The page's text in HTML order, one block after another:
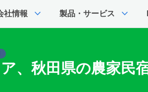
社情報 expand_more 製品・サービス expand_more
、秋田県の農家民